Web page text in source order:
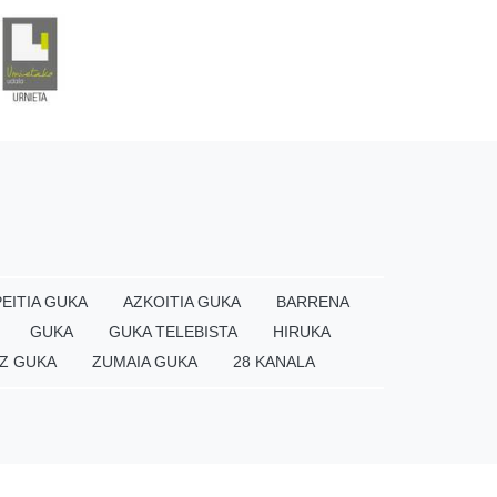
GUKA AZKOITIA GUKA
BARRENA
GUKA GUKA TELEBISTA
HIRUKA
GUKA ZUMAIA GUKA 28 KANALA